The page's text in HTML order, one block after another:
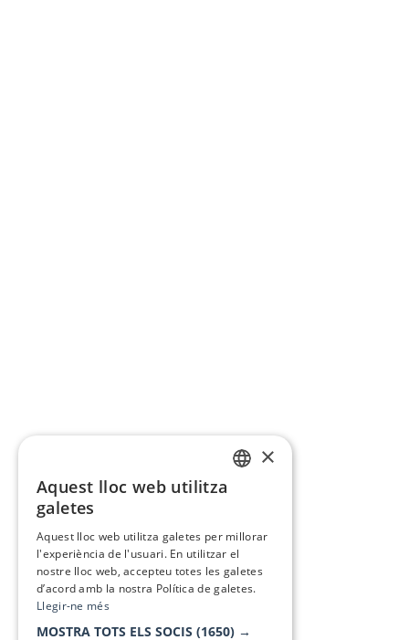
×
Aquest lloc web utilitza
galetes
Aquest lloc web utilitza galetes per millorar
l'experiència de l'usuari. En utilitzar el
nostre lloc web, accepteu totes les galetes
d’acord amb la nostra Política de galetes.
Llegir-ne més
MOSTRA TOTS ELS SOCIS (1650) →